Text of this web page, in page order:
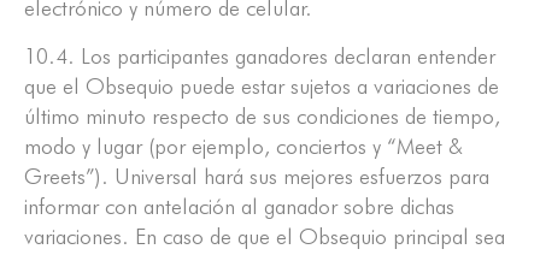
electrónico y número de celular.
10.4. Los participantes ganadores declaran entender
que el Obsequio puede estar sujetos a variaciones de
último minuto respecto de sus condiciones de tiempo,
modo y lugar (por ejemplo, conciertos y “Meet &
Greets”). Universal hará sus mejores esfuerzos para
informar con antelación al ganador sobre dichas
variaciones. En caso de que el Obsequio principal sea